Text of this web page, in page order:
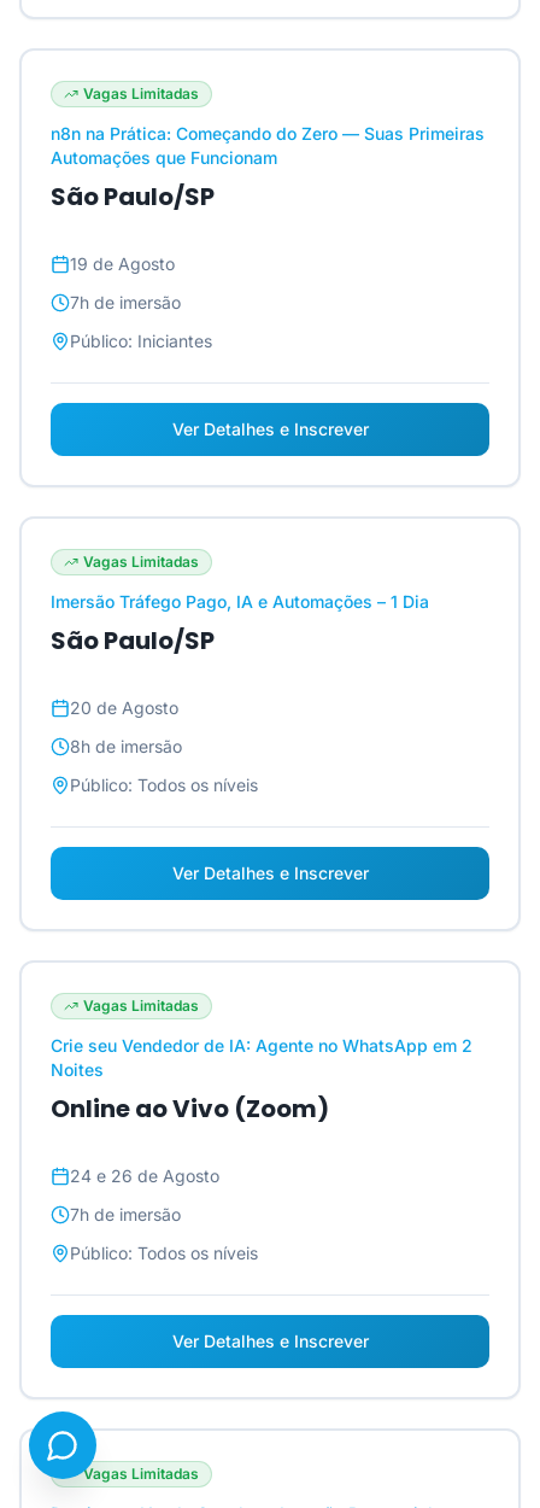
Vagas Limitadas
n8n na Prática: Começando do Zero — Suas Primeiras
Automações que Funcionam
São Paulo/SP
19 de Agosto
7h de imersão
Público: Iniciantes
Ver Detalhes e Inscrever
Vagas Limitadas
Imersão Tráfego Pago, IA e Automações – 1 Dia
São Paulo/SP
20 de Agosto
8h de imersão
Público: Todos os níveis
Ver Detalhes e Inscrever
Vagas Limitadas
Crie seu Vendedor de IA: Agente no WhatsApp em 2
Noites
Online ao Vivo (Zoom)
24 e 26 de Agosto
7h de imersão
Público: Todos os níveis
Ver Detalhes e Inscrever
Vagas Limitadas